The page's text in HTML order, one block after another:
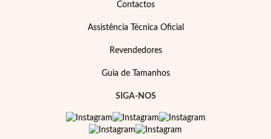
Special Prices
Contactos
Assistência Técnica Oficial
Revendedores
Guia de Tamanhos
SIGA-NOS